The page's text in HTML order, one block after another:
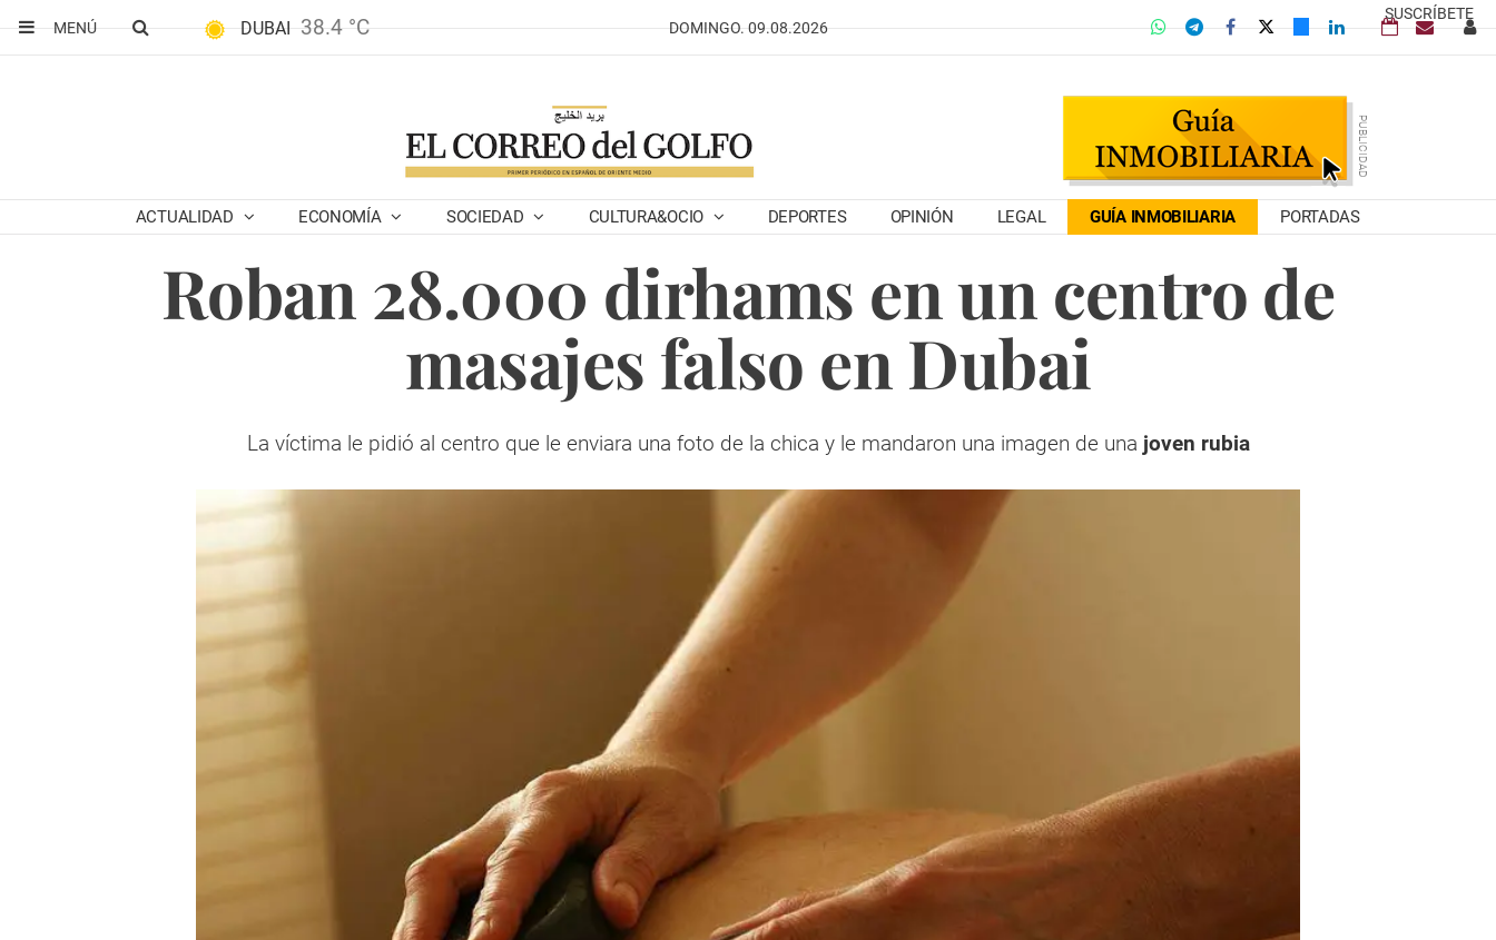
SUSCRÍBETE
MENÚ
DUBAI 38.4 °C DOMINGO. 09.08.2026
ACTUALIDAD ECONOMÍA SOCIEDAD CULTURA&OCIO DEPORTES OPINIÓN LEGAL GUÍA INMOBILIARIA PORTADAS
Roban 28.000 dirhams en un centro de
masajes falso en Dubai
La víctima le pidió al centro que le enviara una foto de la chica y le mandaron una imagen de una joven rubia